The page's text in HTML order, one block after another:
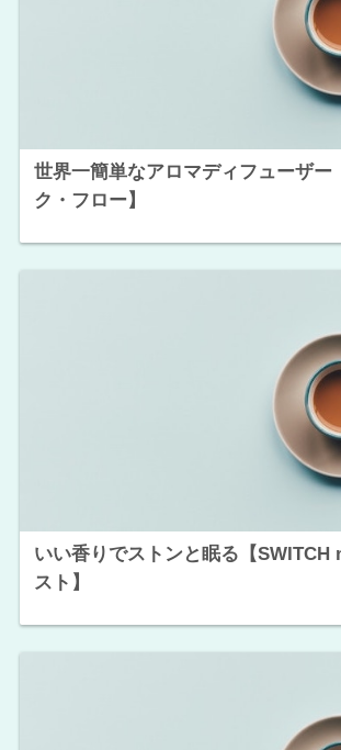
世界一簡単なアロマディフューザー
ク・フロー】
いい香りでストンと眠る【
スト】